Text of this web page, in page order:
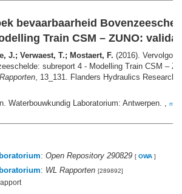
bevaarbaarheid
Train CSM – ZUNO:
J.; Verwaest, T.; Mostaert, F. (2016).
subreport 4 - Modelling Train CSM –
, 13_131. Flanders Hydraulics
Waterbouwkundig Laboratorium: Antwerpen. ,
: Open Repository 290829 [ OWA ]
: WL Rapporten [289892]